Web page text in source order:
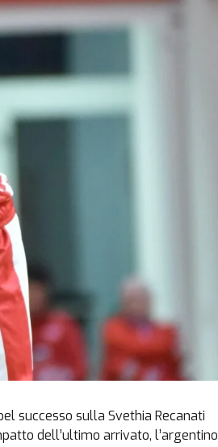
successo sulla Svethia Recanati
dell’ultimo arrivato, l’argentino